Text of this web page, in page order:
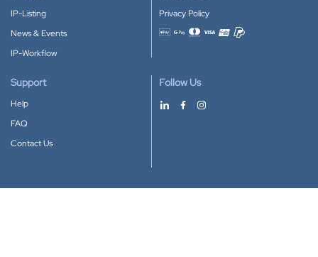
IP-Listing
News & Events
IP-Workflow
Privacy Policy
Accepted payment methods
Support
Help
FAQ
Contact Us
Follow Us